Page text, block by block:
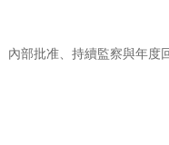
部批准、持續監察與年度